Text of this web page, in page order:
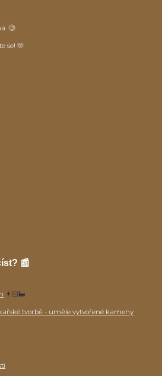
🧐
se! 🫶
📰
👨🏻‍🏭
tvorbě - uměle vytvořené kameny